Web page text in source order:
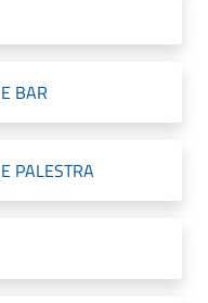
BAR
PALESTRA